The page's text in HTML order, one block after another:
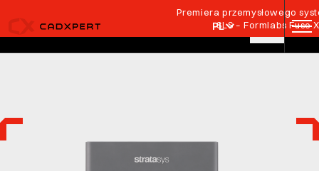
Premiera przemysłowego
SLS – Formlabs Fuse
PL